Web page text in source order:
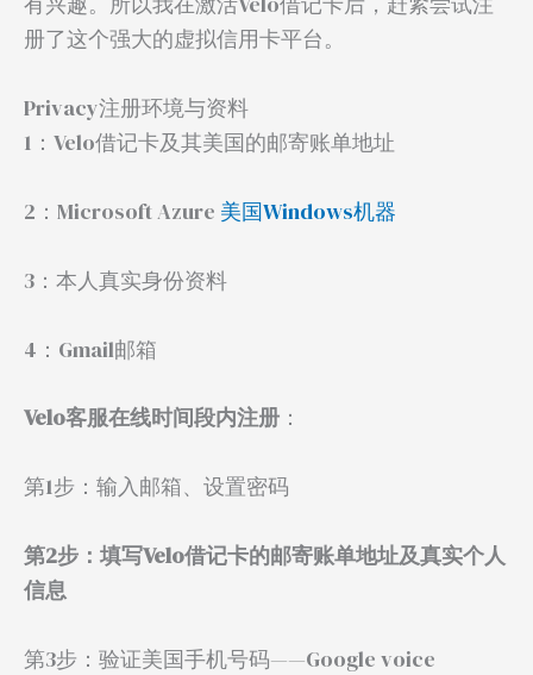
册了这个强大的虚拟信用卡平台。
Privacy注册环境与资料
1：Velo借记卡及其美国的邮寄账单地址
2：Microsoft Azure 美国Windows机器
3：本人真实身份资料
4：Gmail邮箱
Velo客服在线时间段内注册 ：
第1步：输入邮箱、设置密码
第2步：填写Velo借记卡的邮寄账单地址及真实个人
信息
第3步：验证美国手机号码——Google voice